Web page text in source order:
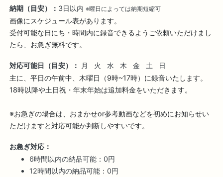
納期（目安）： 3日以内 ※曜日によっては納期短縮可
画像にスケジュール表があります。
受付可能な日にち・時間内に録音できるようご依頼いただけまし
たら、お急ぎ無料です。
対応可能日（目安）： 月 火 水 木 金 土
日
主に、平日の午前中、木曜日（9時~17時）に録音いたします。
18時以降や土日祝・年末年始は追加料金をいただきます。
※お急ぎの場合は、おまかせor参考動画などを初めにお知らせい
ただけますと対応可能か判断しやすいです。
お急ぎ対応：
6時間以内の納品可能：0円
12時間以内の納品可能：0円